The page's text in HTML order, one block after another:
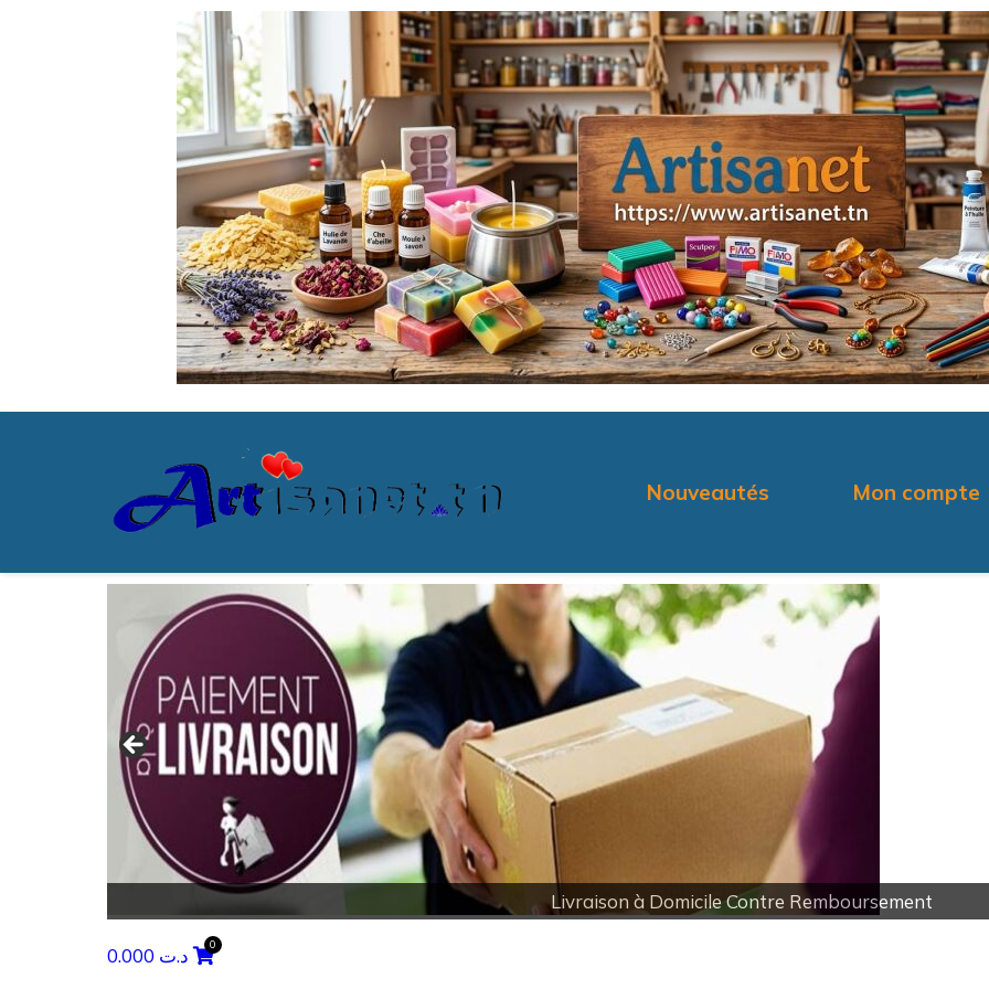
Nouveautés Mon compte
Formation Professionnelle aux Métiers de l'Artisanat
د.ت